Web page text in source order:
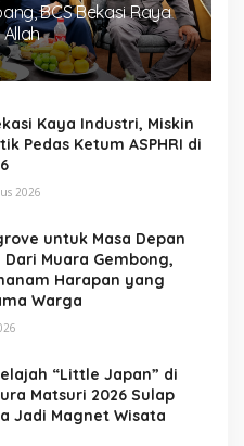
BCS Bekasi Raya
Kaya Industri, Miskin
Pedas Ketum ASPHRI di
2026
untuk Masa Depan
Dari Muara Gembong,
Harapan yang
Warga
“Little Japan” di
Matsuri 2026 Sulap
Jadi Magnet Wisata